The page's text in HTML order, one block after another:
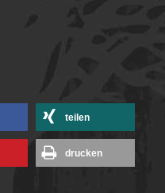
teilen
drucken